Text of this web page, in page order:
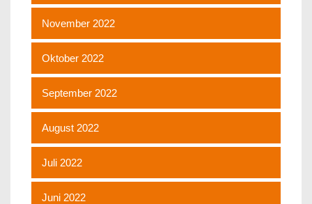
November 2022
Oktober 2022
September 2022
August 2022
Juli 2022
Juni 2022